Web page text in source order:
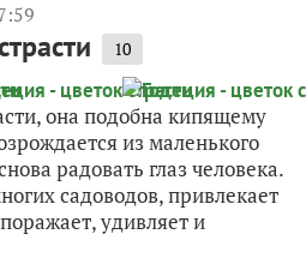
10
она подобна кипящему
из маленького
радовать глаз человека.
садоводов, привлекает
удивляет и